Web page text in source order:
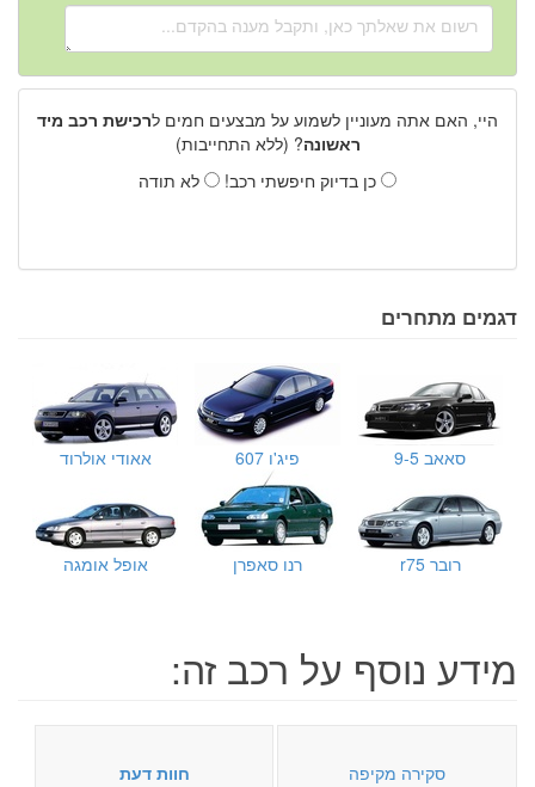
היי, האם אתה מעוניין לשמוע על מבצעים חמים לרכישת רכב מיד
ראשונה? (ללא התחייבות)
כן בדיוק חיפשתי רכב!
לא תודה
דגמים מתחרים
סאאב 9-5 פיג'ו 607 אאודי אולרוד
רובר r75 רנו סאפרן אופל אומגה
מידע נוסף על רכב זה:
סקירה מקיפה חוות דעת